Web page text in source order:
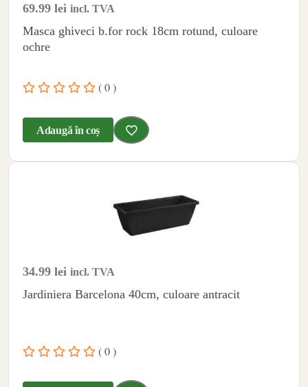
69.99 lei incl. TVA
Masca ghiveci b.for rock 18cm rotund, culoare
ochre
( 0 )
Adaugă în coș
34.99 lei incl. TVA
Jardiniera Barcelona 40cm, culoare antracit
( 0 )